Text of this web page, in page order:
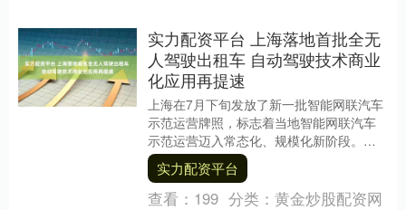
实力配资平台 上海落地首批全无
人驾驶出租车 自动驾驶技术商业
化应用再提速
上海在7月下旬发放了新一批智能网联汽车
示范运营牌照，标志着当地智能网联汽车
示范运营迈入常态化、规模化新阶段。小
马智行宣布实力配资平台，8月1日起联合
锦江出租在上....
实力配资平台
查看： 199 分类： 黄金炒股配资网